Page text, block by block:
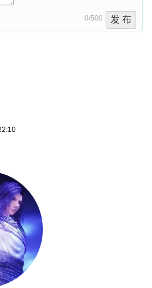
0/500 发 布